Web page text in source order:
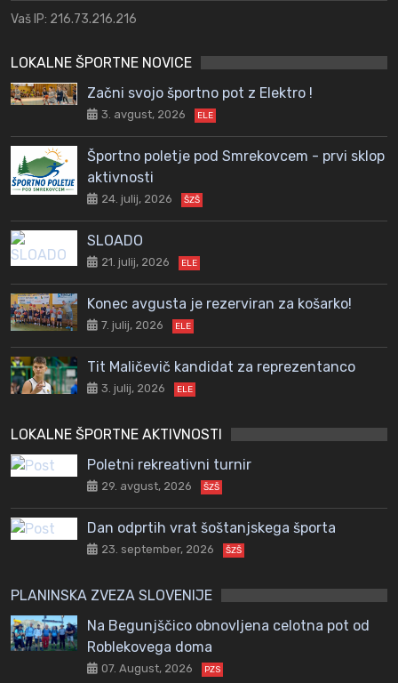
Vaš IP: 216.73.216.216
LOKALNE ŠPORTNE NOVICE
Začni svojo športno pot z Elektro !
3. avgust, 2026 ELE
Športno poletje pod Smrekovcem - prvi sklop
aktivnosti
24. julij, 2026 ŠZŠ
SLOADO
21. julij, 2026 ELE
Konec avgusta je rezerviran za košarko!
7. julij, 2026 ELE
Tit Maličevič kandidat za reprezentanco
3. julij, 2026 ELE
LOKALNE ŠPORTNE AKTIVNOSTI
Poletni rekreativni turnir
29. avgust, 2026 ŠZŠ
Dan odprtih vrat šoštanjskega športa
23. september, 2026 ŠZŠ
PLANINSKA ZVEZA SLOVENIJE
Na Begunjščico obnovljena celotna pot od
Roblekovega doma
07. August, 2026 PZS